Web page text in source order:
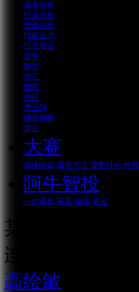
基本分析
行业分析
宏观分析
指标公式
投资基金
债券
期货
外汇
期权
创投
贵金属
融资融券
其它
大赛
最佳收益 最多关注 最热讨论 炒
阿牛智投
一起看盘 股票 板块 基金
某私募说牛市
连续播放
高绘敏